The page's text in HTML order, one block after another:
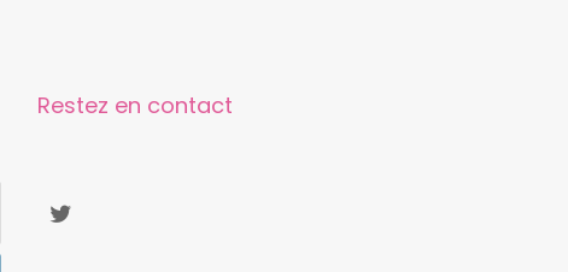
Restez en contact